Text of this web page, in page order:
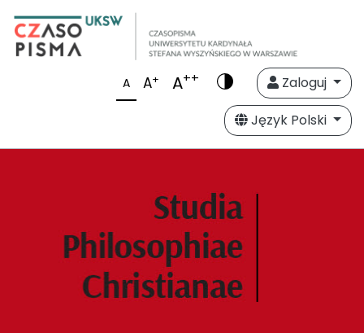
A A+ A++
Zaloguj
Język Polski